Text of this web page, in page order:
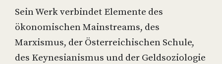
Sein Werk verbindet Elemente des
ökonomischen Mainstreams, des
Marxismus, der Österreichischen Schule,
des Keynesianismus und der Geldsoziologie